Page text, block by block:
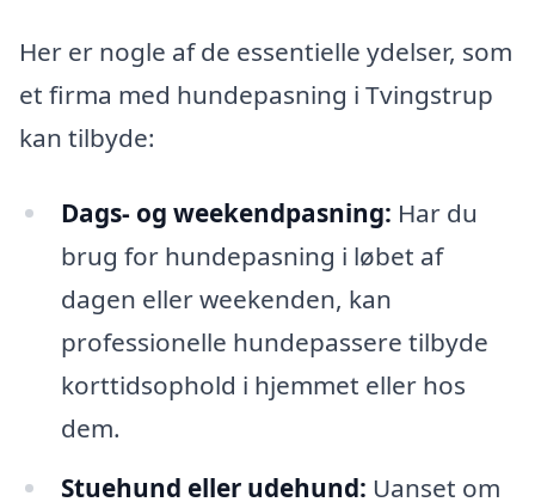
Her er nogle af de essentielle ydelser, som
et firma med hundepasning i Tvingstrup
kan tilbyde:
Dags- og weekendpasning: Har du
brug for hundepasning i løbet af
dagen eller weekenden, kan
professionelle hundepassere tilbyde
korttidsophold i hjemmet eller hos
dem.
Stuehund eller udehund: Uanset om